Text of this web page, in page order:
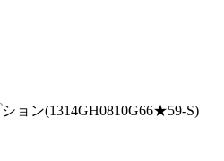
ョン(1314GH0810G66★59-S)